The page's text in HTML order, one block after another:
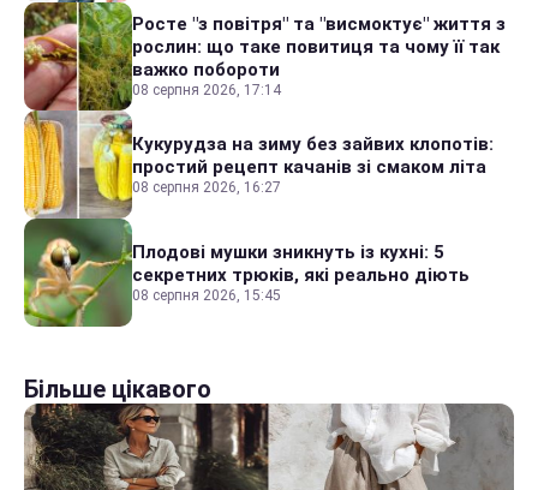
Росте "з повітря" та "висмоктує" життя з
рослин: що таке повитиця та чому її так
важко побороти
08 серпня 2026, 17:14
Кукурудза на зиму без зайвих клопотів:
простий рецепт качанів зі смаком літа
08 серпня 2026, 16:27
Плодові мушки зникнуть із кухні: 5
секретних трюків, які реально діють
08 серпня 2026, 15:45
Більше цікавого